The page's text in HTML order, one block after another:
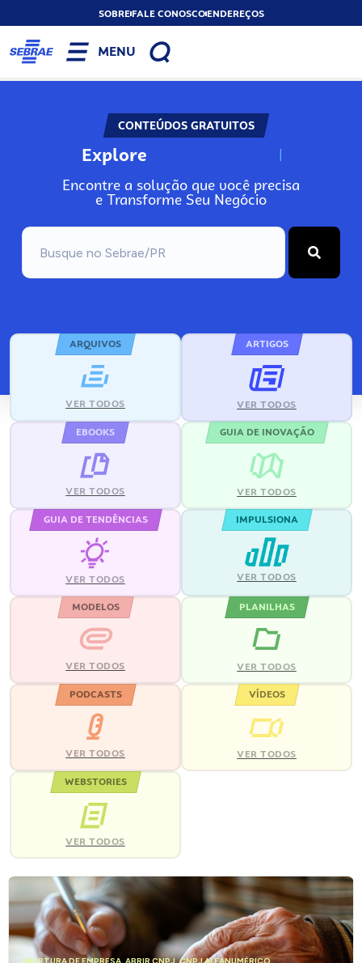
SOBREFALE CONOSCOENDEREÇOS
MENU
CONTEÚDOS GRATUITOS
Explore N
Encontre a solução que você precisa
e Transforme Seu Negócio
ARQUIVOS
VER TODOS
ARTIGOS
VER TODOS
EBOOKS
VER TODOS
GUIA DE INOVAÇÃO
VER TODOS
GUIA DE TENDÊNCIAS
VER TODOS
IMPULSIONA
VER TODOS
MODELOS
VER TODOS
PLANILHAS
VER TODOS
PODCASTS
VER TODOS
VÍDEOS
VER TODOS
WEBSTORIES
VER TODOS